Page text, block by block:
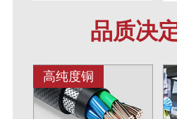
品质决
高纯度铜